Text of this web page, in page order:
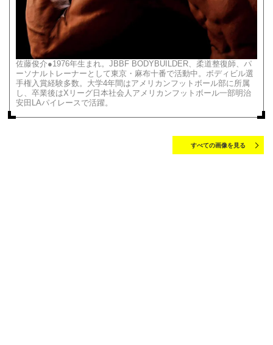
佐藤俊介●1976年生まれ。JBBF BODYBUILDER、柔道整復師、パ
ーソナルトレーナーとして東京・麻布十番で活動中。ボディビル選
手権入賞経験多数。大学4年間はアメリカンフットボール部に所属
し、卒業後はXリーグ日本社会人アメリカンフットボール一部明治
安田LAパイレースで活躍。
すべての画像を見る